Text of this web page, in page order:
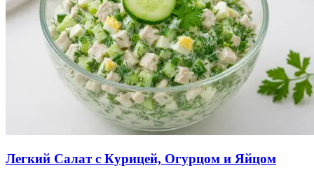
Легкий Салат с Курицей, Огурцом и Яйцом